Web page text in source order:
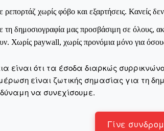
χωρίς φόβο και εξαρτήσεις. Κανείς
τη δημοσιογραφία μας προσβάσιμη σε όλους,
Χωρίς paywall, χωρίς προνόμια μόνο για
είναι ότι τα έσοδα διαρκώς
είναι ζωτικής σημασίας για τη
να συνεχίσουμε.
Γίνε